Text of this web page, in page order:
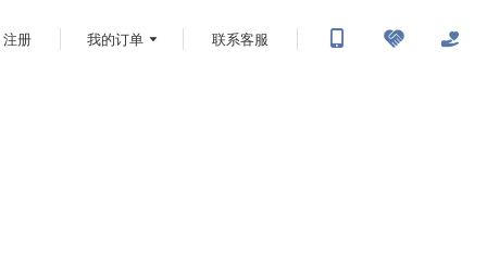
注册 我的订单 联系客服